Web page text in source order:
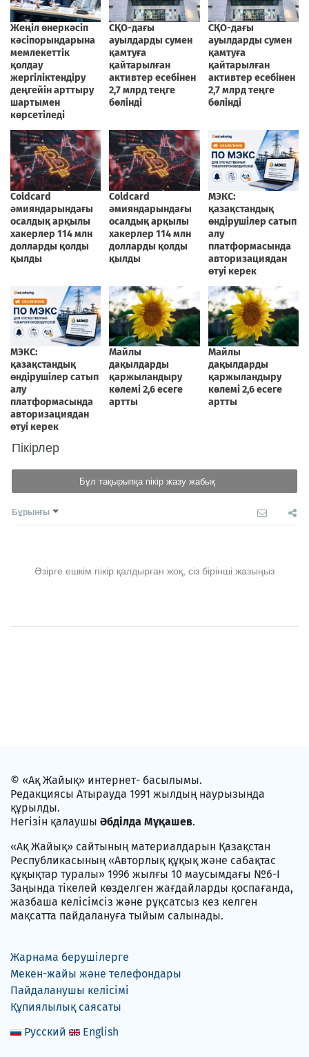
Пікірлер
Бұл тақырыпқа пікір жазу жабық
Бұрынғы
Әзірге ешкім пікір қалдырған жоқ, сіз бірінші жазыңыз
© «Ақ Жайық» интернет- басылымы.
Редакциясы Атырауда 1991 жылдың наурызында
құрылды.
Негізін қалаушы Әбділда Мұқашев.
«Ақ Жайық» сайтының материалдарын Қазақстан
Республикасының «Авторлық құқық және сабақтас
құқықтар туралы» 1996 жылғы 10 маусымдағы №6-I
Заңында тікелей көзделген жағдайларды қоспағанда,
жазбаша келісімсіз және рұқсатсыз кез келген
мақсатта пайдалануға тыйым салынады.
Жарнама берушілерге
Мекен-жайы және телефондары
Пайдаланушы келісімі
Құпиялылық саясаты
Русский
English